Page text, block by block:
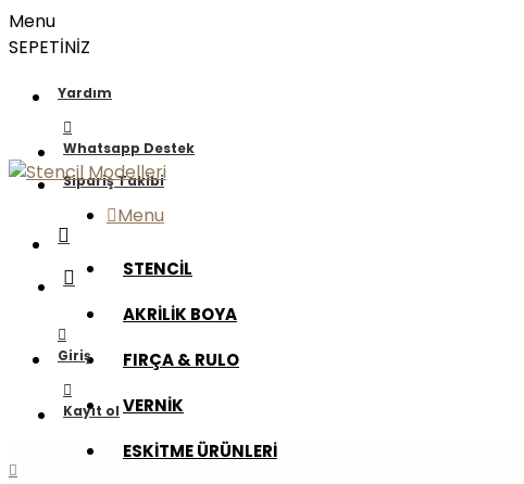
Menu
SEPETİNİZ
Yardım
Whatsapp Destek
Sipariş Takibi
Menu
STENCİL
AKRİLİK BOYA
FIRÇA & RULO
VERNİK
ESKİTME ÜRÜNLERİ
Giriş
Kayıt ol